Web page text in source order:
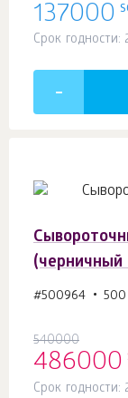
137000
Срок годности:
(черничный
#500964 500
540000
486000
Срок